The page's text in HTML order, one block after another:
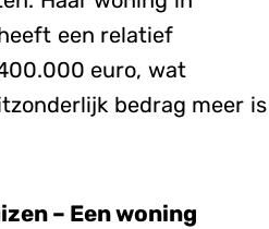
een relatief
euro, wat
bedrag meer is
– Een woning